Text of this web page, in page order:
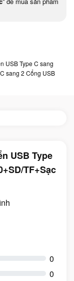
USB Type C sang
sang 2 Cổng USB
USB Type
TF+Sạc
0
0